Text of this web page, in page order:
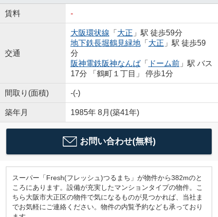
賃料 -
交通
大阪環状線 「 大正 」駅 徒歩59分
地下鉄長堀鶴見緑地「 大正 」駅 徒歩59
分
阪神電鉄阪神なんば「 ドーム前」駅 バス
17分 「鶴町１丁目」 停歩1分
間取り(面積) -(-)
築年月 1985年 8月(築41年)
お問い合わせ(無料)
スーパー「Fresh(フレッシュ)つるまち」が物件から382mのと
ころにあります。設備が充実したマンションタイプの物件。こ
ちら大阪市大正区の物件で気になるものが見つかれば、当社ま
でお気軽にご連絡ください。物件の内覧予約なども承っており